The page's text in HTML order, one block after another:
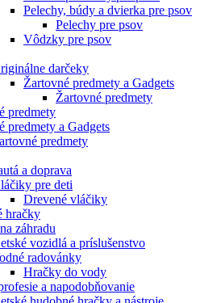
Pelechy, búdy a dvierka pre psov
Pelechy pre psov
Vôdzky pre psov
darčeky
Žartovné predmety a Gadgets
Žartovné predmety
predmety
predmety a Gadgets
predmety
a doprava
pre deti
Drevené vláčiky
hračky
záhradu
vozidlá a príslušenstvo
radovánky
Hračky do vody
a napodobňovanie